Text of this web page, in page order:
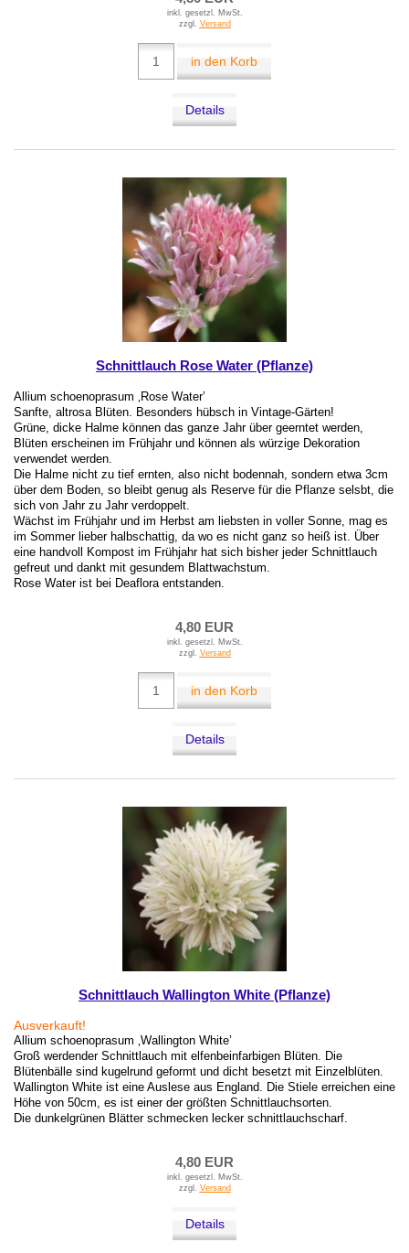
inkl. gesetzl. MwSt.
zzgl. Versand
in den Korb
Details
Schnittlauch Rose Water (Pflanze)
Allium schoenoprasum ‚Rose Water’
Sanfte, altrosa Blüten. Besonders hübsch in Vintage-Gärten!
Grüne, dicke Halme können das ganze Jahr über geerntet werden,
Blüten erscheinen im Frühjahr und können als würzige Dekoration
verwendet werden.
Die Halme nicht zu tief ernten, also nicht bodennah, sondern etwa 3cm
über dem Boden, so bleibt genug als Reserve für die Pflanze selsbt, die
sich von Jahr zu Jahr verdoppelt.
Wächst im Frühjahr und im Herbst am liebsten in voller Sonne, mag es
im Sommer lieber halbschattig, da wo es nicht ganz so heiß ist. Über
eine handvoll Kompost im Frühjahr hat sich bisher jeder Schnittlauch
gefreut und dankt mit gesundem Blattwachstum.
Rose Water ist bei Deaflora entstanden.
4,80 EUR
inkl. gesetzl. MwSt.
zzgl. Versand
in den Korb
Details
Schnittlauch Wallington White (Pflanze)
Ausverkauft!
Allium schoenoprasum ‚Wallington White’
Groß werdender Schnittlauch mit elfenbeinfarbigen Blüten. Die
Blütenbälle sind kugelrund geformt und dicht besetzt mit Einzelblüten.
Wallington White ist eine Auslese aus England. Die Stiele erreichen eine
Höhe von 50cm, es ist einer der größten Schnittlauchsorten.
Die dunkelgrünen Blätter schmecken lecker schnittlauchscharf.
4,80 EUR
inkl. gesetzl. MwSt.
zzgl. Versand
Details